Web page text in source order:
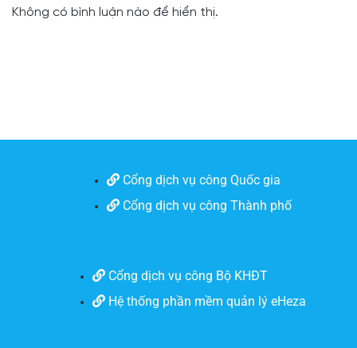
Không có bình luận nào để hiển thị.
Cổng dịch vụ công Quốc gia
Cổng dịch vụ công Thành phố
Cổng dịch vụ công Bộ KHĐT
Hệ thống phần mềm quản lý eHeza